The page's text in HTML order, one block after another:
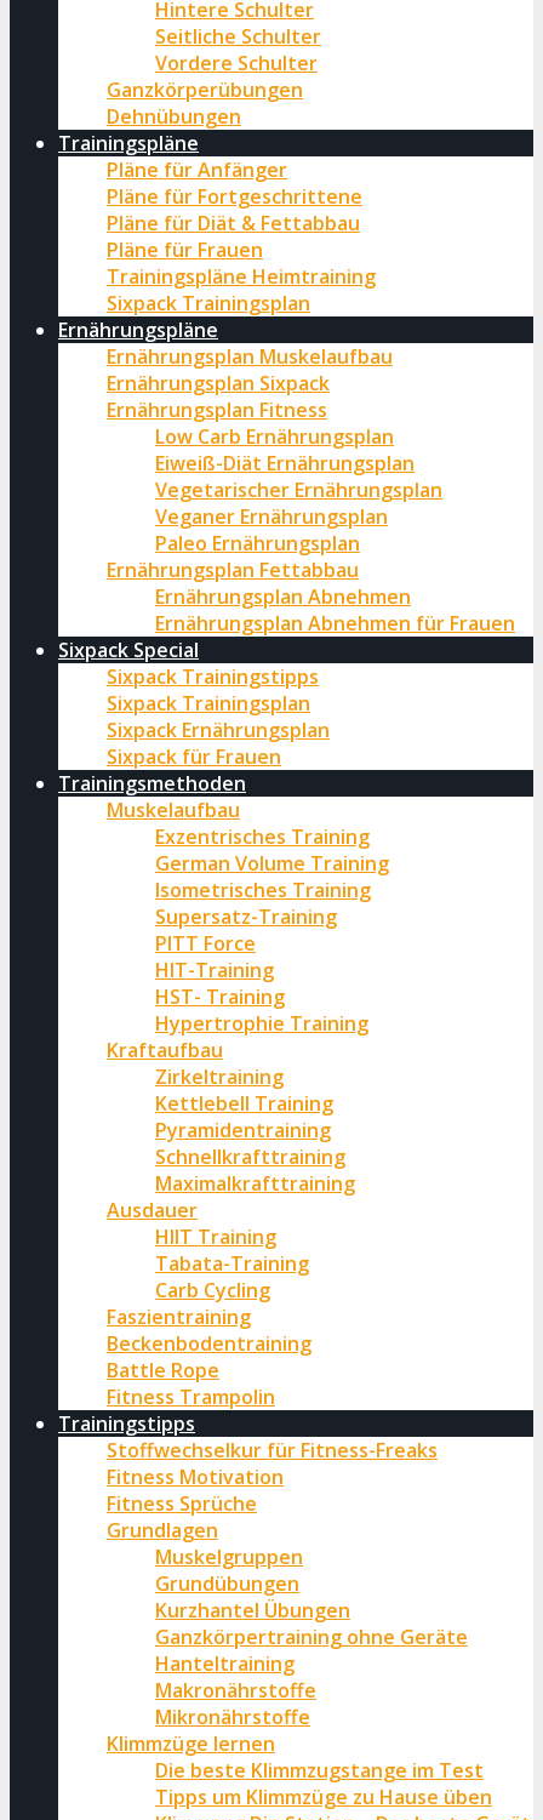
Hintere Schulter
Seitliche Schulter
Vordere Schulter
Ganzkörperübungen
Dehnübungen
Trainingspläne
Pläne für Anfänger
Pläne für Fortgeschrittene
Pläne für Diät & Fettabbau
Pläne für Frauen
Trainingspläne Heimtraining
Sixpack Trainingsplan
Ernährungspläne
Ernährungsplan Muskelaufbau
Ernährungsplan Sixpack
Ernährungsplan Fitness
Low Carb Ernährungsplan
Eiweiß-Diät Ernährungsplan
Vegetarischer Ernährungsplan
Veganer Ernährungsplan
Paleo Ernährungsplan
Ernährungsplan Fettabbau
Ernährungsplan Abnehmen
Ernährungsplan Abnehmen für Frauen
Sixpack Special
Sixpack Trainingstipps
Sixpack Trainingsplan
Sixpack Ernährungsplan
Sixpack für Frauen
Trainingsmethoden
Muskelaufbau
Exzentrisches Training
German Volume Training
Isometrisches Training
Supersatz-Training
PITT Force
HIT-Training
HST- Training
Hypertrophie Training
Kraftaufbau
Zirkeltraining
Kettlebell Training
Pyramidentraining
Schnellkrafttraining
Maximalkrafttraining
Ausdauer
HIIT Training
Tabata-Training
Carb Cycling
Faszientraining
Beckenbodentraining
Battle Rope
Fitness Trampolin
Trainingstipps
Stoffwechselkur für Fitness-Freaks
Fitness Motivation
Fitness Sprüche
Grundlagen
Muskelgruppen
Grundübungen
Kurzhantel Übungen
Ganzkörpertraining ohne Geräte
Hanteltraining
Makronährstoffe
Mikronährstoffe
Klimmzüge lernen
Die beste Klimmzugstange im Test
Tipps um Klimmzüge zu Hause üben